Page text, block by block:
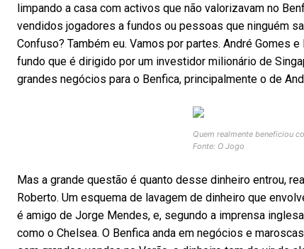
limpando a casa com activos que não valorizavam no
vendidos jogadores a fundos ou pessoas que ninguém
Confuso? Também eu. Vamos por partes. André Gomes
fundo que é dirigido por um investidor milionário de
grandes negócios para o Benfica, principalmente o de
Quem realmente beneficiou
Fonte: O Jogo
Mas a grande questão é quanto desse dinheiro entrou,
Roberto. Um esquema de lavagem de dinheiro que
é amigo de Jorge Mendes, e, segundo a imprensa
como o Chelsea. O Benfica anda em negócios e